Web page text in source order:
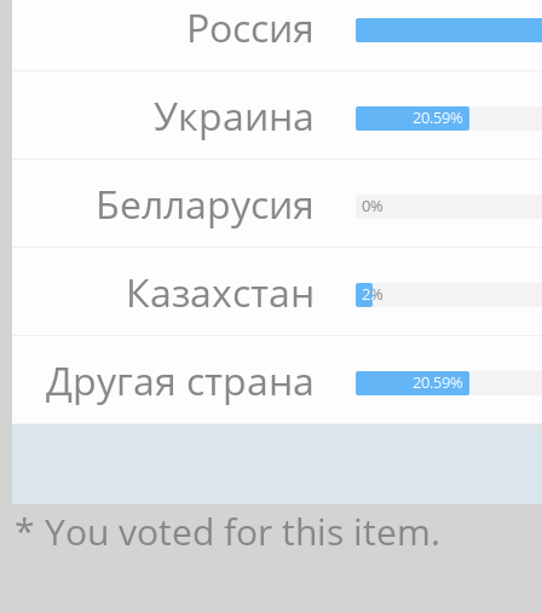
Россия
Украина
20.59%
Белларусия 0%
Казахстан 2.94%
Другая страна 20.59%
* You voted for this item.